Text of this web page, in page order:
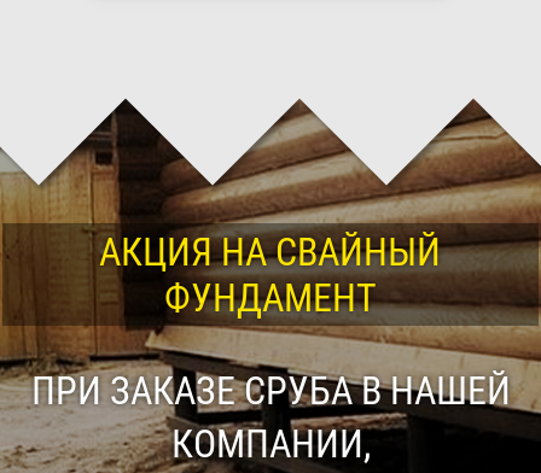
АКЦИЯ НА СВАЙНЫЙ
ФУНДАМЕНТ
ПРИ ЗАКАЗЕ СРУБА В НАШЕЙ
КОМПАНИИ,